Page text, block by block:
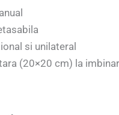
si unilateral
(20×20 cm) la